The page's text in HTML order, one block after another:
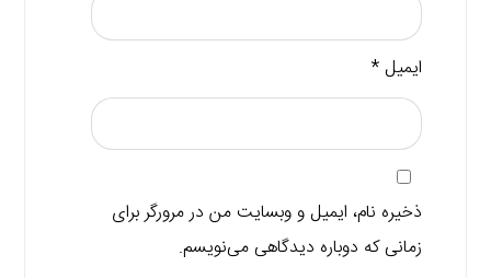
ایمیل*
ذخیره نام، ایمیل و وبسایت من در مرورگر برای
زمانی که دوباره دیدگاهی می‌نویسم.